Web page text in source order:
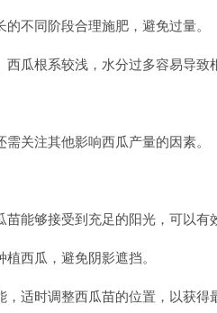
不同阶段合理施肥，避免过量。
瓜根系较浅，水分过多容易导致
关注其他影响西瓜产量的因素。
能够接受到充足的阳光，可以有
西瓜，避免阴影遮挡。
适时调整西瓜苗的位置，以获得